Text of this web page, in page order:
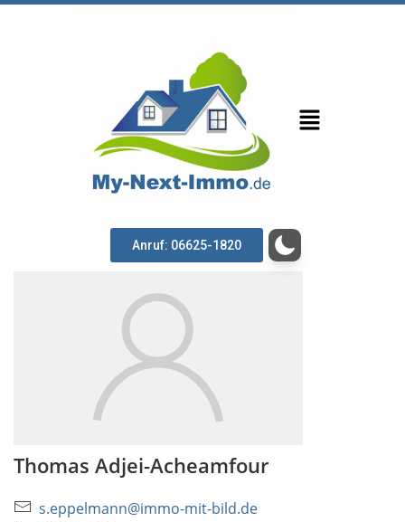
Anruf: 06625-1820
Thomas Adjei-Acheamfour
s.eppelmann@immo-mit-bild.de